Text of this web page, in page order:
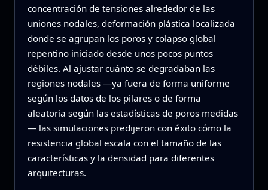
concentración de tensiones alrededor de las
uniones nodales, deformación plástica localizada
donde se agrupan los poros y colapso global
repentino iniciado desde unos pocos puntos
débiles. Al ajustar cuánto se degradaban las
regiones nodales —ya fuera de forma uniforme
según los datos de los pilares o de forma
aleatoria según las estadísticas de poros medidas
— las simulaciones predijeron con éxito cómo la
resistencia global escala con el tamaño de las
características y la densidad para diferentes
arquitecturas.